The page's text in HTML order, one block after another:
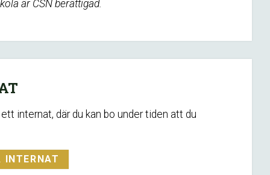
är CSN berättigad.
internat, där du kan bo under tiden att du
INTERNAT